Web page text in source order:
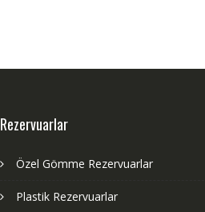
Rezervuarlar
Özel Gömme Rezervuarlar
Plastik Rezervuarlar